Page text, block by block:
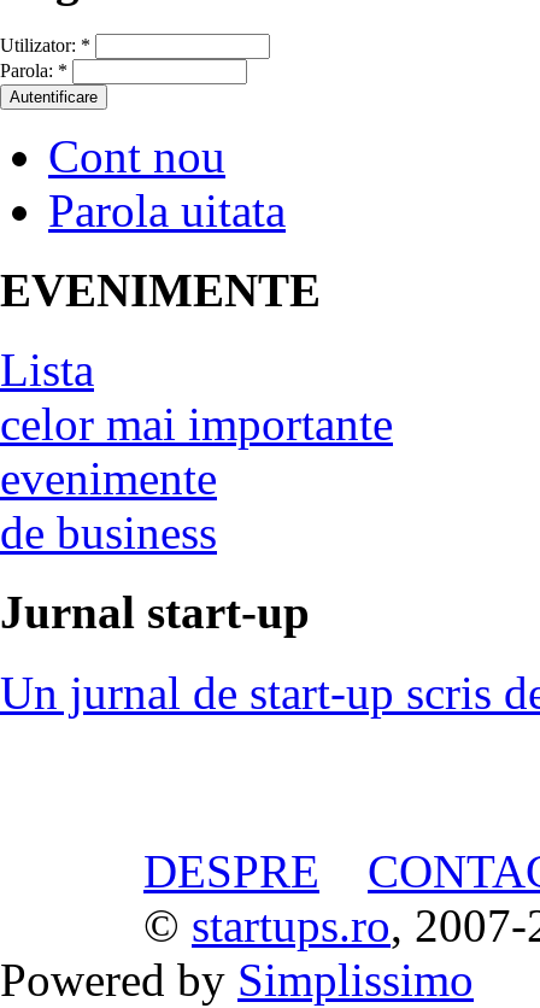
Utilizator: *
Parola: *
Cont nou
Parola uitata
EVENIMENTE
Lista
celor mai importante
evenimente
de business
Jurnal start-up
Un jurnal de start-up scris
DESPRE
© startups.ro, 2007-
Powered by Simplissimo